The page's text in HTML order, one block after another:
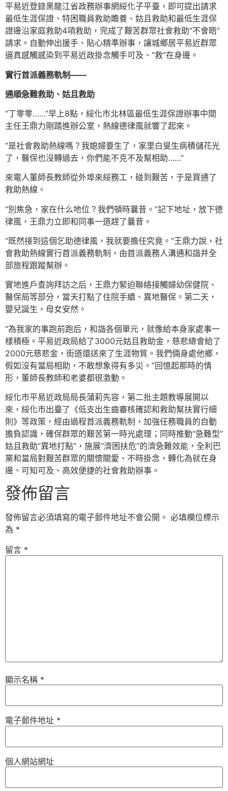
平易近登錄黑龍江省政務辦事網綏化子平臺，即可提出請求
最低生涯保證、特困職員救助贍養、姑且救助和最低生涯保
證邊沿家庭救助4項救助，完成了艱苦群眾社會救助“不會晤”
請求。自動伸出援手、貼心精準辦事，讓城鄉居平易近群眾
逼真感觸感染到平易近政掛念觸手可及、“救”在身邊。
實行首派義務軌制——
通順急難救助、姑且救助
“丁零零……”早上8點，綏化市北林區最低生涯保證辦事中間
主任王鼎力剛踏進辦公室，熱線德律風就響了起來。
“是社會救助熱線嗎？我媳婦要生了，家里白叟生病積儲花光
了，醫保也沒轉過去，你們能不克不及幫相助……”
來電人董師長教師從外埠來綏務工，碰到艱苦，于是買通了
救助熱線。
“別焦急，家在什么地位？我們頓時曩昔。”記下地址，放下德
律風，王鼎力立即和同事一道趕了曩昔。
“既然接到這個乞助德律風，我就要擔任究竟。”王鼎力說，社
會救助熱線實行首派義務軌制，由首派義務人溝通和諧并全
部旅程跟蹤幫辦。
實地進戶查詢拜訪之后，王鼎力緊迫聯絡接觸婦幼保健院、
醫保局等部分，當天打點了住院手續、異地醫保。第二天，
嬰兒誕生，母女安然。
“為我家的事跑前跑后，和諧各個單元，就像給本身家處事一
樣積極。平易近政局給了3000元姑且救助金，慈悲總會給了
2000元慈悲金，街道還送來了生涯物質。我們倆身處他鄉，
假如沒有當局相助，不敢想象得有多災。”回憶起那時的情
形，董師長教師和老婆都很激動。
綏化市平易近政局局長蒲莉先容，第二批主題教導展開以
來，綏化市出臺了《低支出生齒審核確認和救助幫扶實行細
則》等政策，經由過程首派義務軌制，加強任務職員的自動
擔負認識，確保群眾的艱苦第一時光處理；同時推動“急難型”
姑且救助“異地打點”，施展“濟困扶危”的濟急難效能，全利巴
黨和當局對艱苦群眾的關懷關愛、不時掛念，轉化為就在身
邊、可知可及、高效便捷的社會救助辦事。
發佈留言
發佈留言必須填寫的電子郵件地址不會公開。 必填欄位標示
為 *
留言 *
顯示名稱 *
電子郵件地址 *
個人網站網址